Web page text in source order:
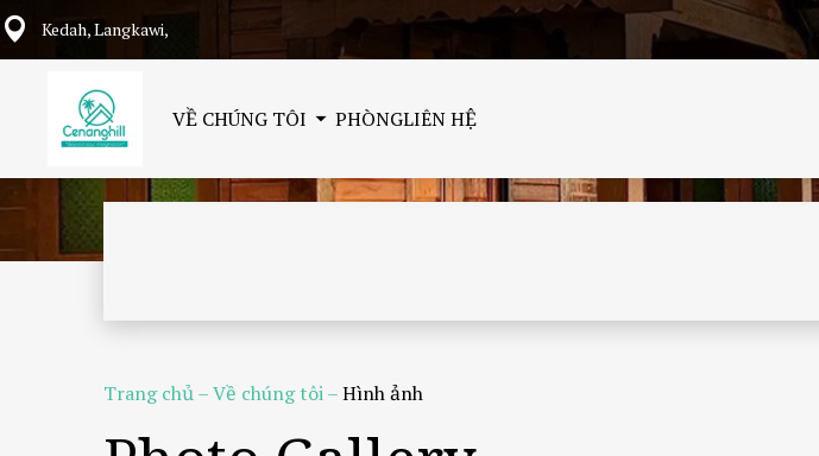
Kedah, Langkawi,
VỀ CHÚNG TÔI PHÒNGLIÊN HỆ
Trang chủ–Về chúng tôi–Hình ảnh